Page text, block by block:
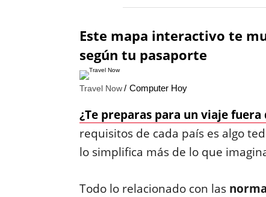
Este mapa interactivo te
según tu pasaporte
Travel Now Computer Hoy
¿Te preparas para un viaje fuera
requisitos de cada país es algo
lo simplifica más de lo que
Todo lo relacionado con las